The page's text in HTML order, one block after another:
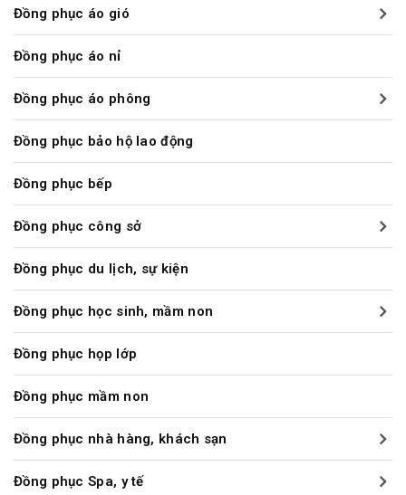
Đồng phục áo gió
Đồng phục áo nỉ
Đồng phục áo phông
Đồng phục bảo hộ lao động
Đồng phục bếp
Đồng phục công sở
Đồng phục du lịch, sự kiện
Đồng phục học sinh, mầm non
Đồng phục họp lớp
Đồng phục mầm non
Đồng phục nhà hàng, khách sạn
Đồng phục Spa, y tế